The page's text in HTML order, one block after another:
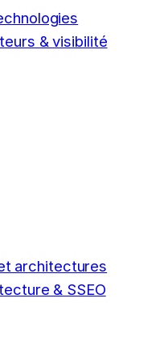
& visibilité
architectures
& SSEO